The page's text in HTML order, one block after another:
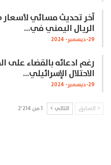
آخر تحديث مسائي
الريال اليمني في…
29-ديسمبر- 2024
رغم ادعائه بالقضاء على
الاحتلال الإسرائيلي…
29-ديسمبر- 2024
السابق التالي 1 من 2٬214